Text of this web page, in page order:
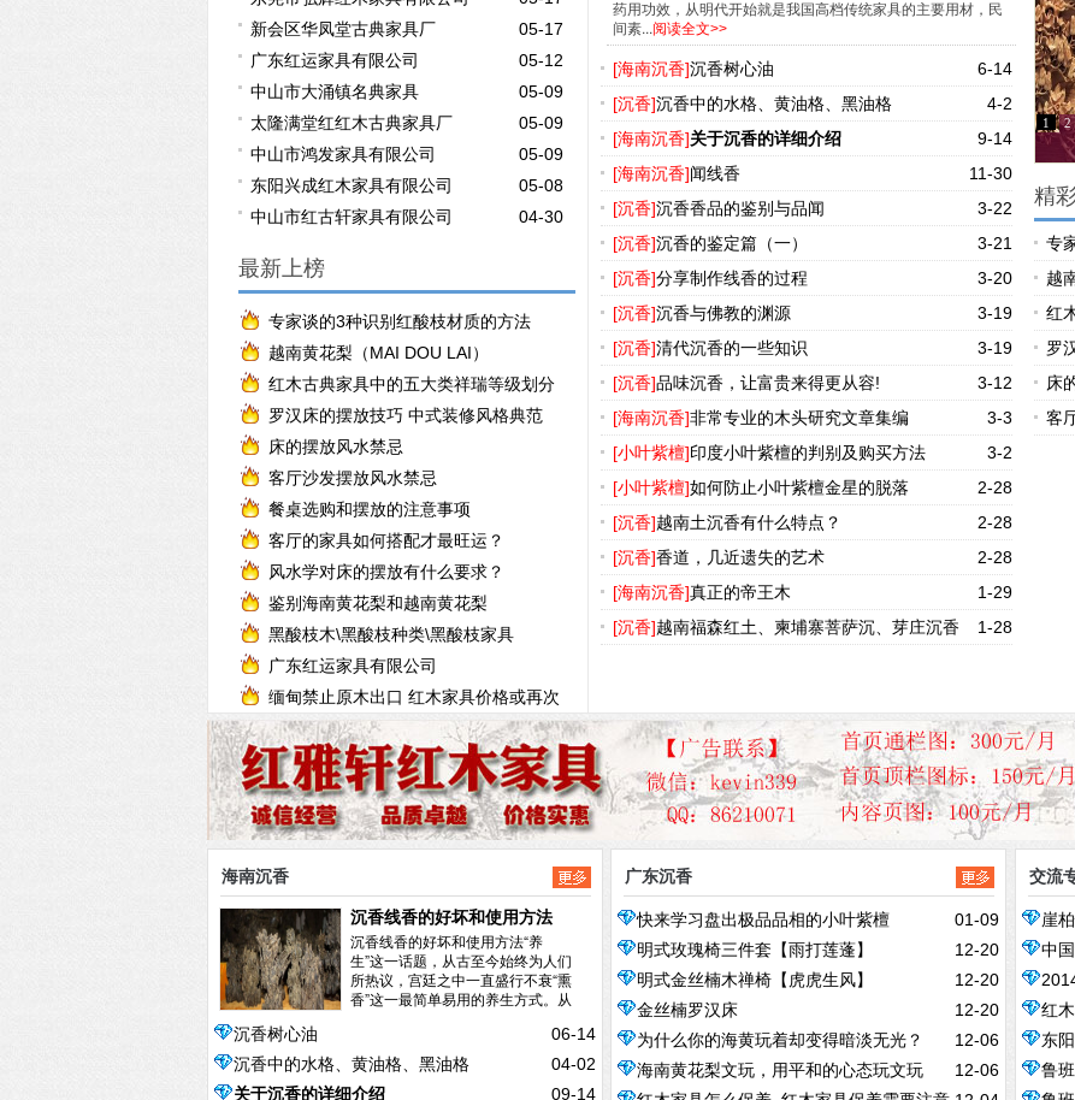
05-17
新会区华凤堂古典家具厂
05-12
广东红运家具有限公司
05-09
中山市大涌镇名典家具
05-09
太隆满堂红红木古典家具厂
05-09
中山市鸿发家具有限公司
05-08
东阳兴成红木家具有限公司
04-30
中山市红古轩家具有限公司
最新上榜
专家谈的3种识别红酸枝材质的方法
越南黄花梨（MAI DOU LAI）
红木古典家具中的五大类祥瑞等级划分
罗汉床的摆放技巧 中式装修风格典范
床的摆放风水禁忌
客厅沙发摆放风水禁忌
餐桌选购和摆放的注意事项
客厅的家具如何搭配才最旺运？
风水学对床的摆放有什么要求？
鉴别海南黄花梨和越南黄花梨
黑酸枝木\黑酸枝种类\黑酸枝家具
广东红运家具有限公司
缅甸禁止原木出口 红木家具价格或再次
上涨
1 2
精
专
越
红
罗
床
客
药用功效，从明代开始就是我国高档传统家具的主要用材，民
间素...阅读全文>>
6-14
[海南沉香]沉香树心油
4-2
[沉香]沉香中的水格、黄油格、黑油格
9-14
[海南沉香]关于沉香的详细介绍
11-30
[海南沉香]闻线香
3-22
[沉香]沉香香品的鉴别与品闻
3-21
[沉香]沉香的鉴定篇（一）
3-20
[沉香]分享制作线香的过程
3-19
[沉香]沉香与佛教的渊源
3-19
[沉香]清代沉香的一些知识
3-12
[沉香]品味沉香，让富贵来得更从容!
3-3
[海南沉香]非常专业的木头研究文章集编
3-2
[小叶紫檀]印度小叶紫檀的判别及购买方法
2-28
[小叶紫檀]如何防止小叶紫檀金星的脱落
2-28
[沉香]越南土沉香有什么特点？
2-28
[沉香]香道，几近遗失的艺术
1-29
[海南沉香]真正的帝王木
1-28
[沉香]越南福森红土、柬埔寨菩萨沉、芽庄沉香
海南沉香
沉香线香的好坏和使用方法
沉香线香的好坏和使用方法“养
生”这一话题，从古至今始终为人们
所热议，宫廷之中一直盛行不衰“熏
香”这一最简单易用的养生方式。从
06-14
沉香树心油
04-02
沉香中的水格、黄油格、黑油格
09-14
关于沉香的详细介绍
广东沉香
01-09
快来学习盘出极品品相的小叶紫檀
12-20
明式玫瑰椅三件套【雨打莲蓬】
12-20
明式金丝楠木禅椅【虎虎生风】
12-20
金丝楠罗汉床
12-06
为什么你的海黄玩着却变得暗淡无光？
12-06
海南黄花梨文玩，用平和的心态玩文玩
交流
崖
中
红
东
红
鲁